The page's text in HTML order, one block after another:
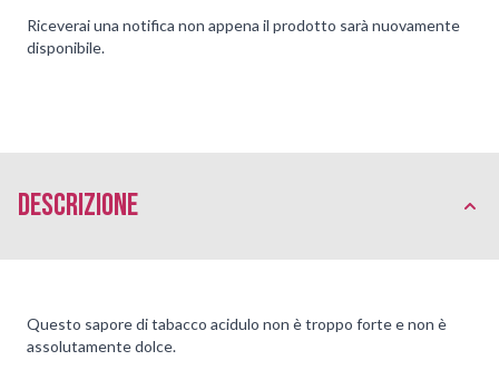
Riceverai una notifica non appena il prodotto sarà nuovamente
disponibile.
Descrizione
Questo sapore di tabacco acidulo non è troppo forte e non è
assolutamente dolce.